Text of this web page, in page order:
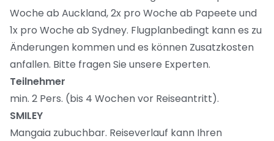
Woche ab Auckland, 2x pro Woche ab Papeete und
1x pro Woche ab Sydney. Flugplanbedingt kann es zu
Änderungen kommen und es können Zusatzkosten
anfallen. Bitte fragen Sie unsere Experten.
Teilnehmer
min. 2 Pers. (bis 4 Wochen vor Reiseantritt).
SMILEY
Mangaia zubuchbar. Reiseverlauf kann Ihren